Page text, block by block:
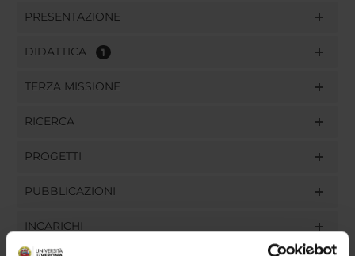
PRESENTAZIONE
DIDATTICA 1
TERZA MISSIONE
RICERCA
PROGETTI
PUBBLICAZIONI
INCARICHI